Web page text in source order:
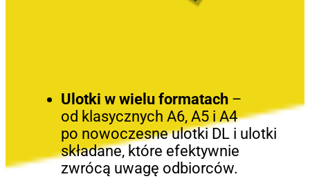
Ulotki w wielu formatach–
od klasycznych A6, A5 i A4
po nowoczesne ulotki DL i ulotki
składane, które efektywnie
zwrócą uwagę odbiorców.